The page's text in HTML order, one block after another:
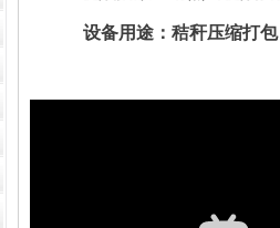
设备用途：秸秆压缩打包